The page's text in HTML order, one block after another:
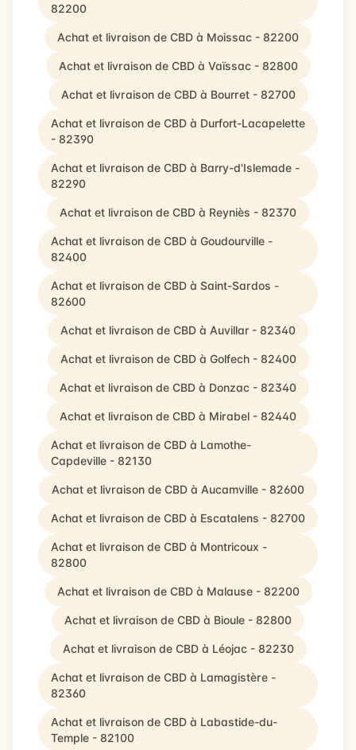
82200
Achat et livraison de CBD à Moissac - 82200
Achat et livraison de CBD à Vaïssac - 82800
Achat et livraison de CBD à Bourret - 82700
Achat et livraison de CBD à Durfort-Lacapelette
- 82390
Achat et livraison de CBD à Barry-d'Islemade -
82290
Achat et livraison de CBD à Reyniès - 82370
Achat et livraison de CBD à Goudourville -
82400
Achat et livraison de CBD à Saint-Sardos -
82600
Achat et livraison de CBD à Auvillar - 82340
Achat et livraison de CBD à Golfech - 82400
Achat et livraison de CBD à Donzac - 82340
Achat et livraison de CBD à Mirabel - 82440
Achat et livraison de CBD à Lamothe-
Capdeville - 82130
Achat et livraison de CBD à Aucamville - 82600
Achat et livraison de CBD à Escatalens - 82700
Achat et livraison de CBD à Montricoux -
82800
Achat et livraison de CBD à Malause - 82200
Achat et livraison de CBD à Bioule - 82800
Achat et livraison de CBD à Léojac - 82230
Achat et livraison de CBD à Lamagistère -
82360
Achat et livraison de CBD à Labastide-du-
Temple - 82100